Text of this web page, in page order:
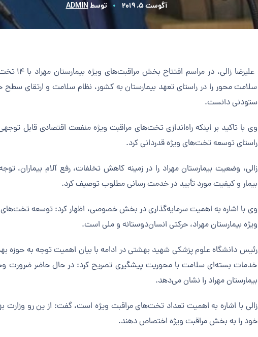
آگوست 5, 2019 توسطADMIN
علیرضازالی
، در
سلامت محور را در راستای تعهد بیمارستان به کشور، نظام سلامت و ارتقای
ستودنی دانست.
وی با تاکید بر اینکه راه‌اندازی تخت‌های مراقبت ویژه منفعت اقتصادی قابل
راستای توسعه تخت‌های ویژه قدردانی کرد.
زالی، وضعیت بیمارستان مهراد را در زمینه کاهش تخلفات، رفع آلام بیماران،
بیمار و کیفیت مورد تأیید در خدمت رسانی مطلوب توصیف کرد.
وی با اشاره به اهمیت سرمایه‌گذاری در بخش خصوصی، اظهار کرد: توسعه
ویژه بیمارستان مهراد، حرکتی انسان‌دوستانه و ملی است.
رئیس دانشگاه علوم پزشکی شهید بهشتی در ادامه با بیان اهمیت توجه به
خدمات بسته‌ای سلامت با محوریت پیشگیری تصریح کرد: در حال حاضر ضرورت
بیمارستان مهراد را نشان می‌دهد.
زالی
خود را به بخش مراقبت ویژه اختصاص دهند.